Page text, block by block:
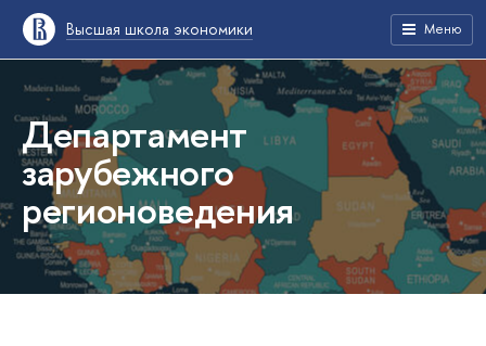
Высшая школа экономики Меню
Департамент
зарубежного
регионоведения